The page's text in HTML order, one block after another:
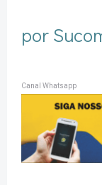
por
Canal Whatsapp